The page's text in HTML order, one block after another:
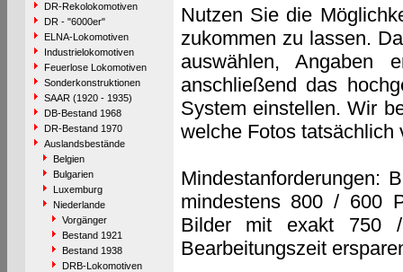
DR-Rekolokomotiven
DR - "6000er"
ELNA-Lokomotiven
Industrielokomotiven
Feuerlose Lokomotiven
Sonderkonstruktionen
SAAR (1920 - 1935)
DB-Bestand 1968
DR-Bestand 1970
Auslandsbestände
Belgien
Bulgarien
Luxemburg
Niederlande
Vorgänger
Bestand 1921
Bestand 1938
DRB-Lokomotiven
Nutzen Sie die
zukommen zu lassen.
auswählen, Angaben
anschließend das
System einstellen. Wir
welche Fotos tatsächlich
Mindestanforderungen:
mindestens 800 / 600
Bilder mit exakt 750
Bearbeitungszeit